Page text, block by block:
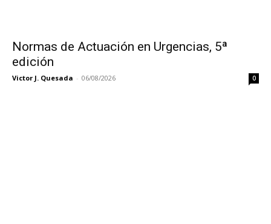
Normas de Actuación en Urgencias, 5ª
edición
Victor J. Quesada - 06/08/2026 0